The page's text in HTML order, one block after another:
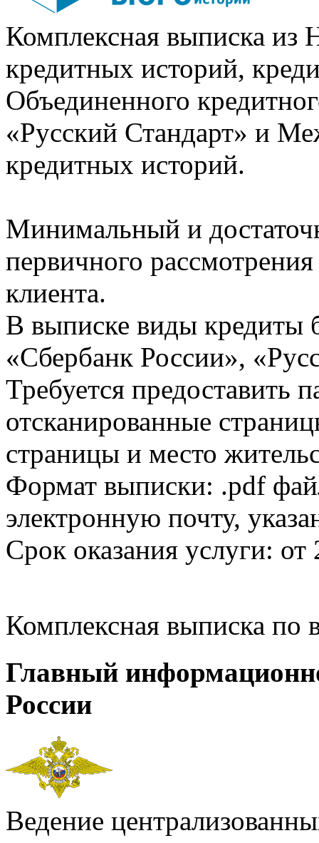
Комплексная выписка из
кредитных историй,
Объединенного
«Русский Стандарт» и
кредитных историй.
Минимальный и
первичного
клиента.
В выписке виды кредиты
«Сбербанк России»,
Требуется предоставить
отсканированные
страницы и место
Формат выписки: .pdf
электронную почту,
Срок оказания услуги: от
Комплексная выписка
Главный
России
Ведение